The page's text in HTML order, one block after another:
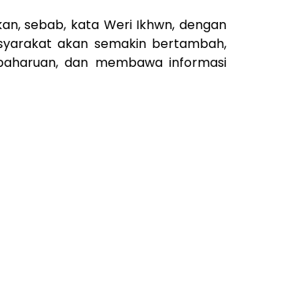
sebab, kata Weri Ikhwn, dengan
akan semakin bertambah,
dan membawa informasi